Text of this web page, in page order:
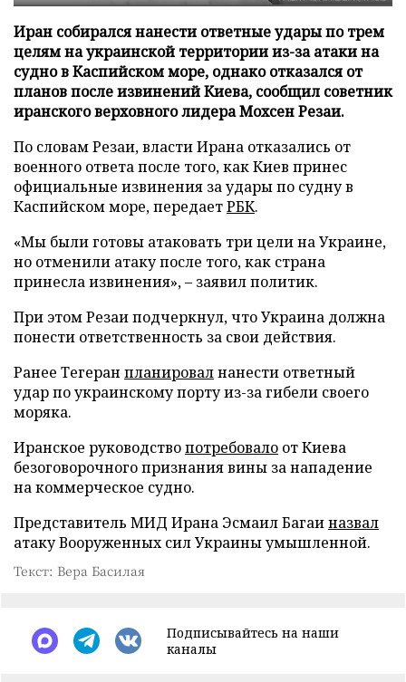
Иран собирался нанести ответные удары по трем
целям на украинской территории из-за атаки на
судно в Каспийском море, однако отказался от
планов после извинений Киева, сообщил советник
иранского верховного лидера Мохсен Резаи.
По словам Резаи, власти Ирана отказались от
военного ответа после того, как Киев принес
официальные извинения за удары по судну в
Каспийском море, передаетРБК.
«Мы были готовы атаковать три цели на Украине,
но отменили атаку после того, как страна
принесла извинения», – заявил политик.
При этом Резаи подчеркнул, что Украина должна
понести ответственность за свои действия.
Ранее Тегеран планировалнанести ответный
удар по украинскому порту из-за гибели своего
моряка.
Иранское руководствопотребовало от Киева
безоговорочного признания вины за нападение
на коммерческое судно.
Представитель МИД Ирана Эсмаил Багаиназвал
атаку Вооруженных сил Украины умышленной.
Текст: Вера Басилая
Подписывайтесь на наши
каналы